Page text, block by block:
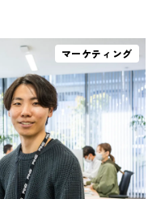
マーケティング